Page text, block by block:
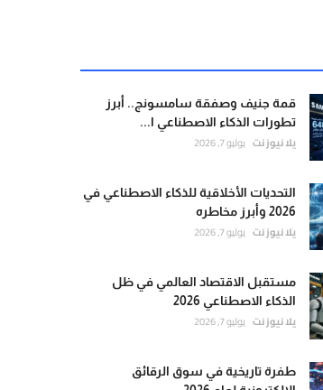
قمة جنيف وصفقة سامسونج.. أبرز
تطورات الذكاء الاصطناعي ا...
يلا نيوز نت يوليو 7, 2026
التحديات الأخلاقية للذكاء الاصطناعي في
2026 وأبرز مخاطره
يلا نيوز نت يوليو 7, 2026
مستقبل الاقتصاد العالمي في ظل
الذكاء الاصطناعي 2026
يلا نيوز نت يوليو 7, 2026
طفرة تاريخية في سوق الرقائق